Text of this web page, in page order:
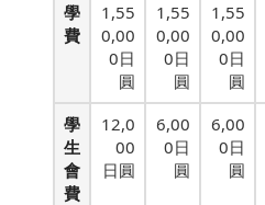
學
費
1,55
0,00
0日
圓
1,55
0,00
0日
圓
1,55
0,00
0日
圓
學
生
會
費
12,0
00
日圓
6,00
0日
圓
6,00
0日
圓